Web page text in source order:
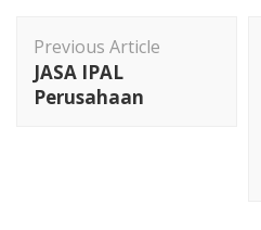
Navigation
Previous Article
JASA IPAL
Perusahaan